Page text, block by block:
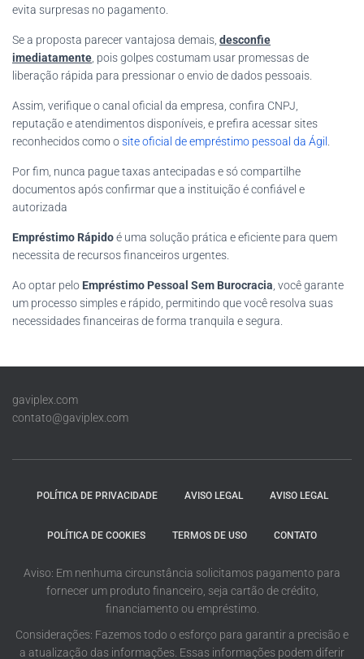
evita surpresas no pagamento.
Se a proposta parecer vantajosa demais, desconfie
imediatamente , pois golpes costumam usar promessas de
liberação rápida para pressionar o envio de dados pessoais.
Assim, verifique o canal oficial da empresa, confira CNPJ,
reputação e atendimentos disponíveis, e prefira acessar sites
reconhecidos como osite oficial de empréstimo pessoal da Ágil
Por fim, nunca pague taxas antecipadas e só compartilhe
documentos após confirmar que a instituição é confiável e
autorizada
Empréstimo Rápidoé uma solução prática e eficiente para quem
necessita de recursos financeiros urgentes.
Ao optar pelo Empréstimo Pessoal Sem Burocracia , você garante
um processo simples e rápido, permitindo que você resolva suas
necessidades financeiras de forma tranquila e segura.
gaviplex.com
contato@gaviplex.com
POLÍTICA DE PRIVACIDADE AVISO LEGAL AVISO LEGAL
POLÍTICA DE COOKIES TERMOS DE USO CONTATO
Aviso: Em nenhuma circunstância solicitamos pagamento para
fornecer um produto financeiro, seja cartão de crédito,
financiamento ou empréstimo.
Considerações: Fazemos todo o esforço para garantir a precisão e
a atualização das informações. Essas informações podem diferir